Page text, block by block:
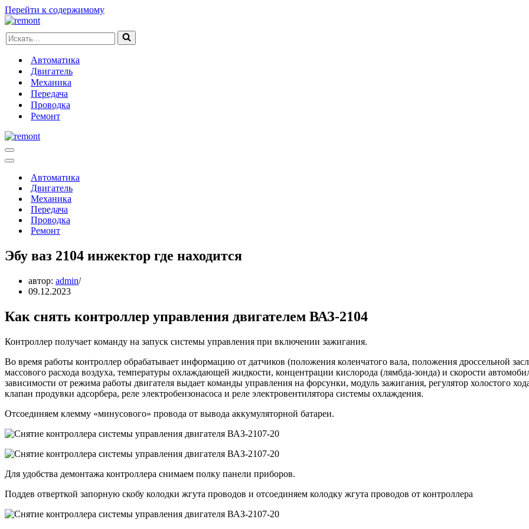
Перейти к содержимому
Искать...
Автоматика
Двигатель
Механика
Передача
Проводка
Ремонт
Меню
навигации
Меню
навигацииАвтоматика
Двигатель
Механика
Передача
Проводка
Ремонт
Эбу ваз 2104 инжектор где находится
автор: admin
09.12.2023
Как снять контроллер управления двигателем ВАЗ-2104
Контроллер получает команду на запуск системы управления при включении зажигания.
Во время работы контроллер обрабатывает информацию от датчиков (положения коленчатого вала, положения дроссельной
массового расхода воздуха, температуры охлаждающей жидкости, концентрации кислорода (лямбда-зонда) и скорости
зависимости от режима работы двигателя выдает команды управления на форсунки, модуль зажигания, регулятор холостого
клапан продувки адсорбера, реле электробензонасоса и реле электровентилятора системы охлаждения.
Отсоединяем клемму «минусового» провода от вывода аккумуляторной батареи.
Для удобства демонтажа контроллера снимаем полку панели приборов.
Поддев отверткой запорную скобу колодки жгута проводов и отсоединяем колодку жгута проводов от контроллера